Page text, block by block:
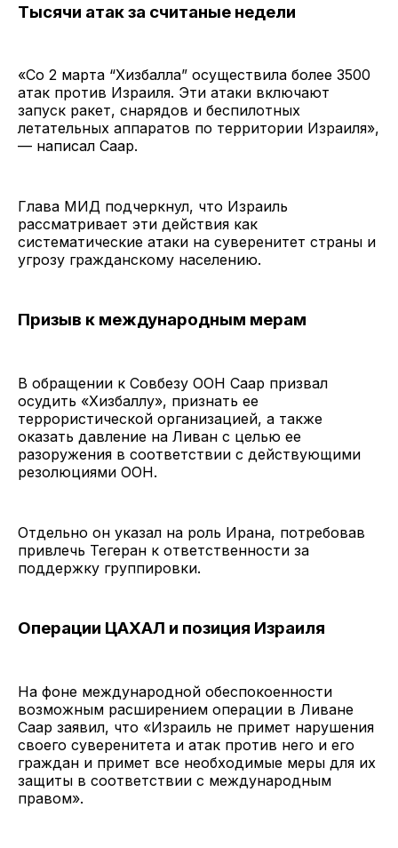
Тысячи атак за считаные недели
«Со 2 марта “Хизбалла” осуществила более 3500
атак против Израиля. Эти атаки включают
запуск ракет, снарядов и беспилотных
летательных аппаратов по территории Израиля»,
— написал Саар.
Глава МИД подчеркнул, что Израиль
рассматривает эти действия как
систематические атаки на суверенитет страны и
угрозу гражданскому населению.
Призыв к международным мерам
В обращении к Совбезу ООН Саар призвал
осудить «Хизбаллу», признать ее
террористической организацией, а также
оказать давление на Ливан с целью ее
разоружения в соответствии с действующими
резолюциями ООН.
Отдельно он указал на роль Ирана, потребовав
привлечь Тегеран к ответственности за
поддержку группировки.
Операции ЦАХАЛ и позиция Израиля
На фоне международной обеспокоенности
возможным расширением операции в Ливане
Саар заявил, что «Израиль не примет нарушения
своего суверенитета и атак против него и его
граждан и примет все необходимые меры для их
защиты в соответствии с международным
правом».